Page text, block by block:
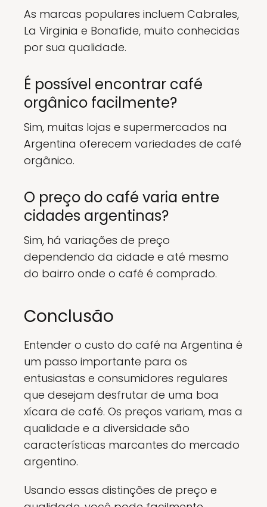
As marcas populares incluem Cabrales,
La Virginia e Bonafide, muito conhecidas
por sua qualidade.
É possível encontrar café
orgânico facilmente?
Sim, muitas lojas e supermercados na
Argentina oferecem variedades de café
orgânico.
O preço do café varia entre
cidades argentinas?
Sim, há variações de preço
dependendo da cidade e até mesmo
do bairro onde o café é comprado.
Conclusão
Entender o custo do café na Argentina é
um passo importante para os
entusiastas e consumidores regulares
que desejam desfrutar de uma boa
xícara de café. Os preços variam, mas a
qualidade e a diversidade são
características marcantes do mercado
argentino.
Usando essas distinções de preço e